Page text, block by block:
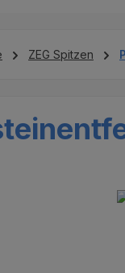
ZEG Spitzen